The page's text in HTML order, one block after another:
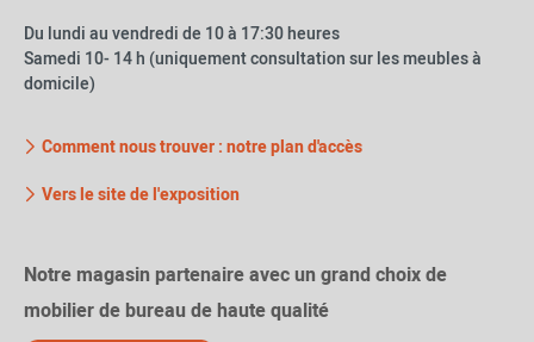
Du lundi au vendredi de 10 à 17:30 heures
Samedi 10- 14 h (uniquement consultation sur les meubles à
domicile)
Comment nous trouver : notre plan d'accès
Vers le site de l'exposition
Notre magasin partenaire avec un grand choix de
mobilier de bureau de haute qualité